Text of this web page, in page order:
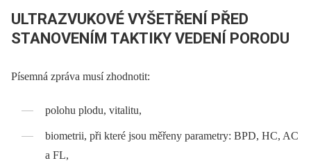
ULTRAZVUKOVÉ VYŠETŘENÍ PŘED
STANOVENÍM TAKTIKY VEDENÍ PORODU
Písemná zpráva musí zhodnotit:
polohu plodu, vitalitu,
biometrii, při které jsou měřeny parametry: BPD, HC, AC
a FL,